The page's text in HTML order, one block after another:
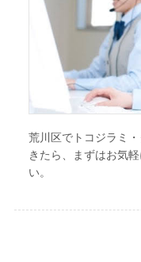
荒川区でトコジラミ
きたら、まずはお気
い。